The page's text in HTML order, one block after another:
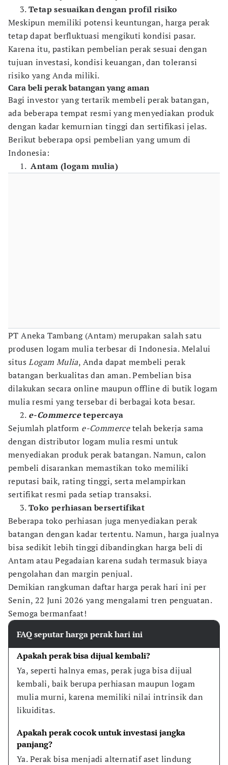
Tetap sesuaikan dengan profil risiko
Meskipun memiliki potensi keuntungan, harga perak
tetap dapat berfluktuasi mengikuti kondisi pasar.
Karena itu, pastikan pembelian perak sesuai dengan
tujuan investasi, kondisi keuangan, dan toleransi
risiko yang Anda miliki.
Cara beli perak batangan yang aman
Bagi investor yang tertarik membeli perak batangan,
ada beberapa tempat resmi yang menyediakan produk
dengan kadar kemurnian tinggi dan sertifikasi jelas.
Berikut beberapa opsi pembelian yang umum di
Indonesia:
Antam (logam mulia)
PT Aneka Tambang (Antam) merupakan salah satu
produsen logam mulia terbesar di Indonesia. Melalui
situsLogam Mulia, Anda dapat membeli perak
batangan berkualitas dan aman. Pembelian bisa
dilakukan secara online maupun offline di butik logam
mulia resmi yang tersebar di berbagai kota besar.
e-Commercetepercaya
Sejumlah platform e-Commercetelah bekerja sama
dengan distributor logam mulia resmi untuk
menyediakan produk perak batangan. Namun, calon
pembeli disarankan memastikan toko memiliki
reputasi baik, rating tinggi, serta melampirkan
sertifikat resmi pada setiap transaksi.
Toko perhiasan bersertifikat
Beberapa toko perhiasan juga menyediakan perak
batangan dengan kadar tertentu. Namun, harga jualnya
bisa sedikit lebih tinggi dibandingkan harga beli di
Antam atau Pegadaian karena sudah termasuk biaya
pengolahan dan margin penjual.
Demikian rangkuman daftar harga perak hari ini per
Senin, 22 Juni 2026 yang mengalami tren penguatan.
Semoga bermanfaat!
FAQ seputar harga perak hari ini
Apakah perak bisa dijual kembali?
Ya, seperti halnya emas, perak juga bisa dijual
kembali, baik berupa perhiasan maupun logam
mulia murni, karena memiliki nilai intrinsik dan
likuiditas.
Apakah perak cocok untuk investasi jangka
panjang?
Ya. Perak bisa menjadi alternatif aset lindung